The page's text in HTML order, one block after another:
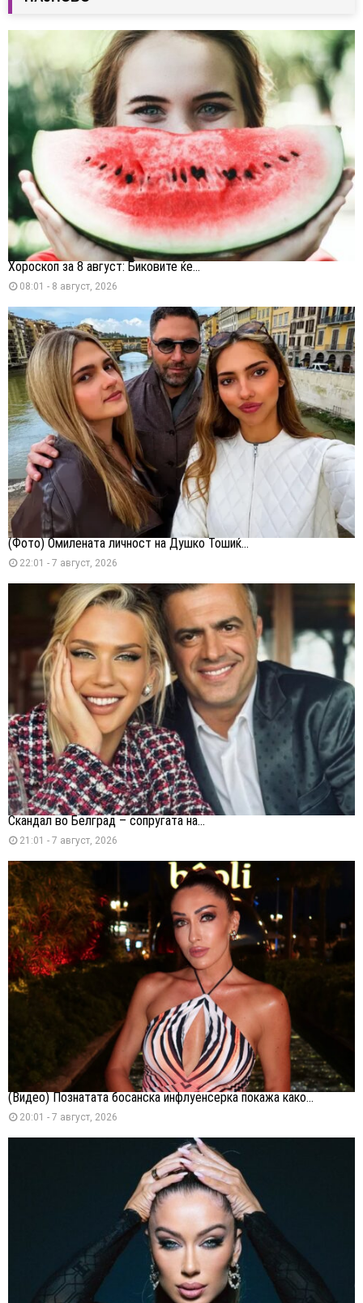
Хороскоп за 8 август: Биковите ќе...
08:01 - 8 август, 2026
(Фото) Омилената личност на Душко Тошиќ...
22:01 - 7 август, 2026
Скандал во Белград – сопругата на...
21:01 - 7 август, 2026
(Видео) Познатата босанска инфлуенсерка покажа како...
20:01 - 7 август, 2026